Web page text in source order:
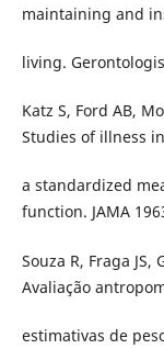
maintaining and
living.
Katz S, Ford AB,
Studies of illness
a standardized
function. JAMA
Souza R, Fraga
Avaliação
estimativas de